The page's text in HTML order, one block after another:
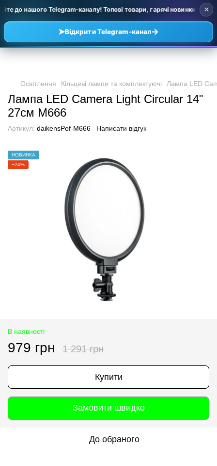
до нашого Telegram-каналу! Топові товари, гарячі новинки та
➤Відкрити Telegram-канал→
×
Освітлення Кільцеві лампи та комплектуючі Лампа LED
Лампа LED Camera Light Circular 14"
27см M666
Артикул: daikensPof-M666 Написати відгук
НОВИНКА
−24%
В наявності
979 грн 1 291 грн
Купити
Замовити швидко
До обраного